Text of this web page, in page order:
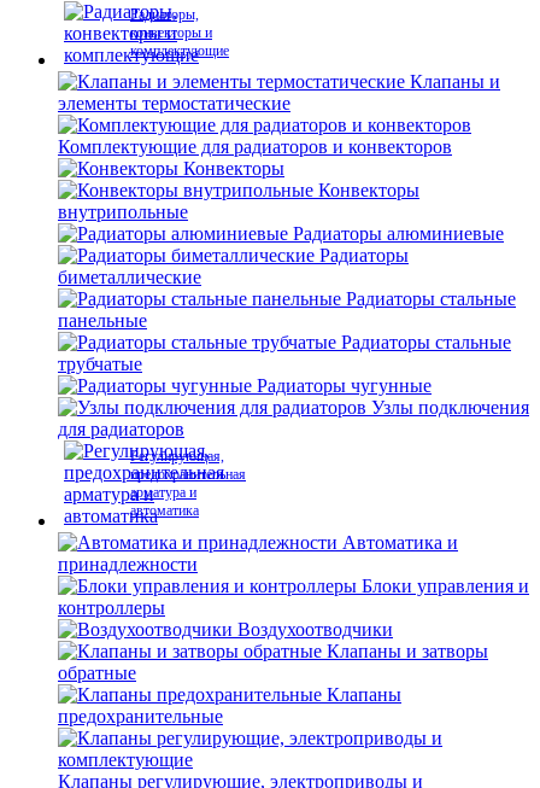
Радиаторы,
конвекторы и
комплектующие
Клапаны и
элементы термостатические
Комплектующие для радиаторов и конвекторов
Конвекторы
Конвекторы
внутрипольные
Радиаторы алюминиевые
Радиаторы
биметаллические
Радиаторы стальные
панельные
Радиаторы стальные
трубчатые
Радиаторы чугунные
Узлы подключения
для радиаторов
Регулирующая,
предохранительная
арматура и
автоматика
Автоматика и
принадлежности
Блоки управления и
контроллеры
Воздухоотводчики
Клапаны и затворы
обратные
Клапаны
предохранительные
Клапаны регулирующие, электроприводы и